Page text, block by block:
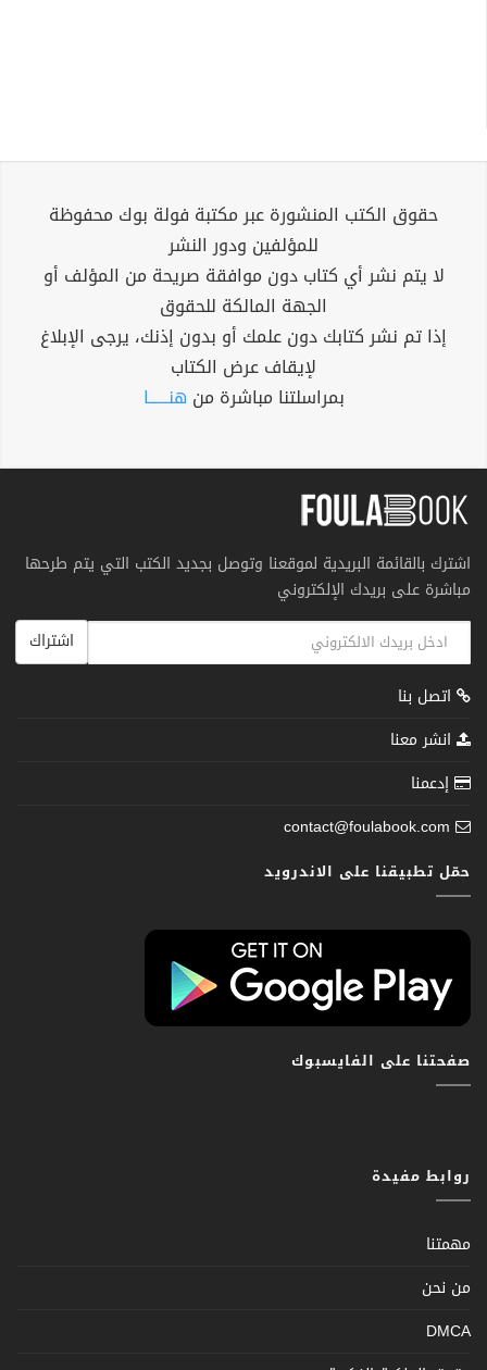
حقوق الكتب المنشورة عبر مكتبة فولة بوك محفوظة
للمؤلفين ودور النشر
لا يتم نشر أي كتاب دون موافقة صريحة من المؤلف أو
الجهة المالكة للحقوق
إذا تم نشر كتابك دون علمك أو بدون إذنك، يرجى الإبلاغ
لإيقاف عرض الكتاب
بمراسلتنا مباشرة من هنــــــا
اشترك بالقائمة البريدية لموقعنا وتوصل بجديد الكتب التي يتم طرحها
مباشرة على بريدك الإلكتروني
اشتراك
اتصل بنا
انشر معنا
إدعمنا
contact@foulabook.com
حمّل تطبيقنا على الاندرويد
صفحتنا على الفايسبوك
روابط مفيدة
مهمتنا
من نحن
DMCA